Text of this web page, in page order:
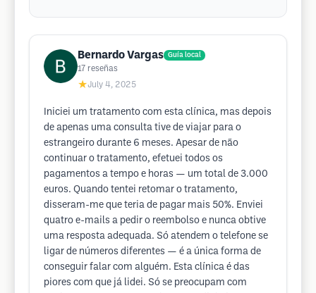
Bernardo Vargas Guía local
17 reseñas
★July 4, 2025
Iniciei um tratamento com esta clínica, mas depois
de apenas uma consulta tive de viajar para o
estrangeiro durante 6 meses. Apesar de não
continuar o tratamento, efetuei todos os
pagamentos a tempo e horas — um total de 3.000
euros. Quando tentei retomar o tratamento,
disseram-me que teria de pagar mais 50%. Enviei
quatro e-mails a pedir o reembolso e nunca obtive
uma resposta adequada. Só atendem o telefone se
ligar de números diferentes — é a única forma de
conseguir falar com alguém. Esta clínica é das
piores com que já lidei. Só se preocupam com